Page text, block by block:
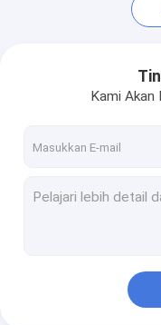
Mesin Pemotong
Mesin Kotak
Mesin
Mesin Pembuat
Kami